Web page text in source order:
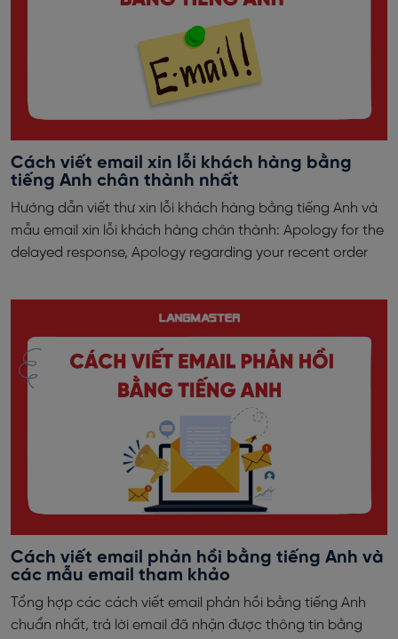
Cách viết email xin lỗi khách hàng bằng
tiếng Anh chân thành nhất
Hướng dẫn viết thư xin lỗi khách hàng bằng tiếng Anh và
mẫu email xin lỗi khách hàng chân thành: Apology for the
delayed response, Apology regarding your recent order
Cách viết email phản hồi bằng tiếng Anh và
các mẫu email tham khảo
Tổng hợp các cách viết email phản hồi bằng tiếng Anh
chuẩn nhất, trả lời email đã nhận được thông tin bằng